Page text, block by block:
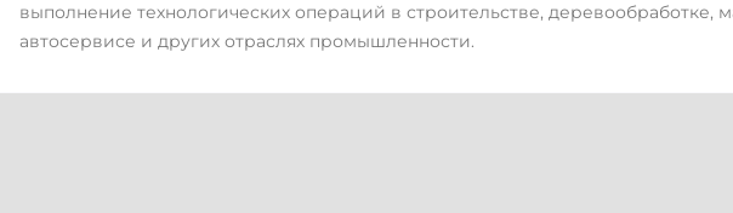
выполнение технологических операций в строительстве, деревообработке,
автосервисе и других отраслях промышленности.